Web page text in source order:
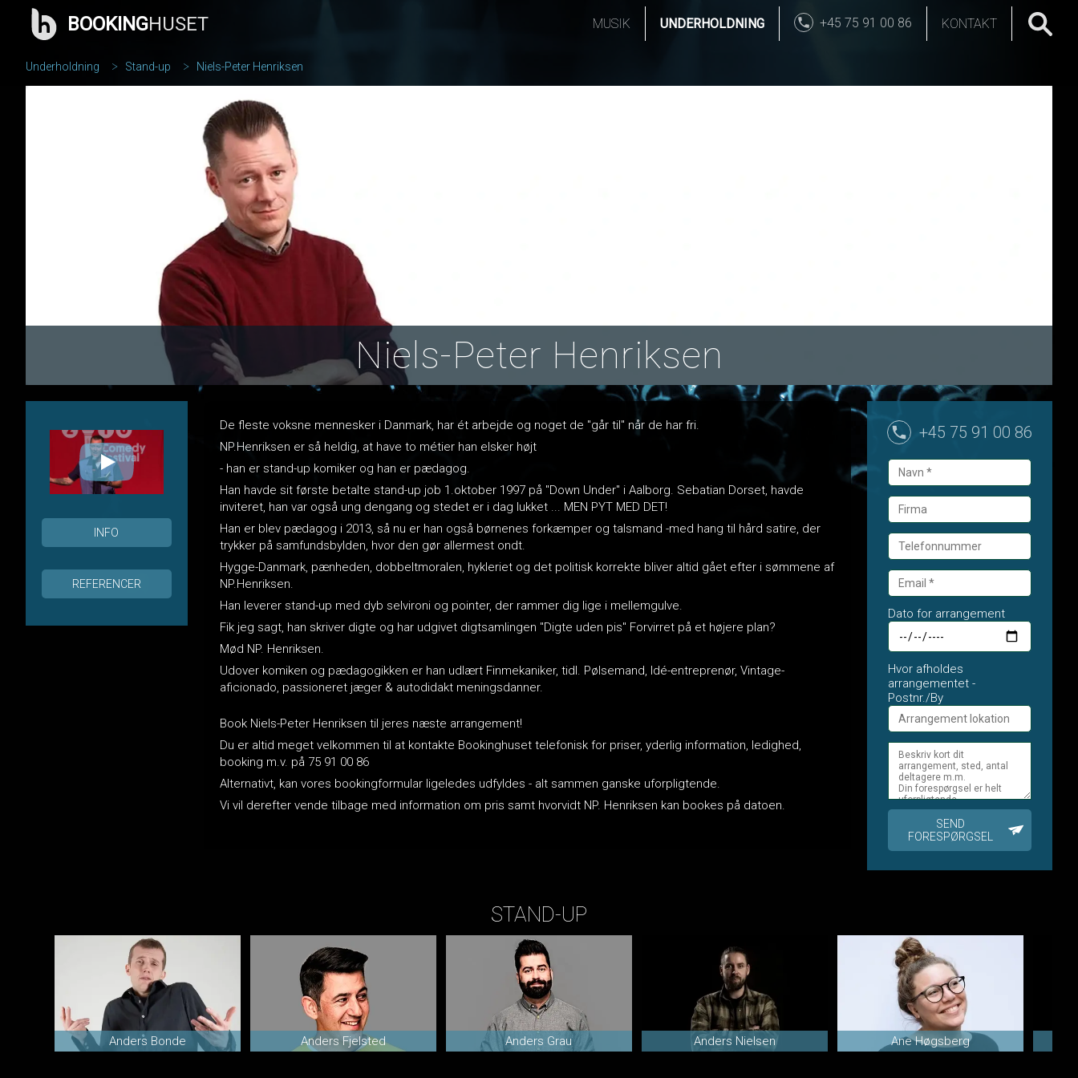
BOOKINGHUSET MUSIK UNDERHOLDNING +45 75 91 00 86 KONTAKT
Underholdning Stand-up Niels-Peter Henriksen
Niels-Peter Henriksen
De fleste voksne mennesker i Danmark, har ét arbejde og noget de "går til" når de har fri.
NP.Henriksen er så heldig, at have to métier han elsker højt
- han er stand-up komiker og han er pædagog.
Han havde sit første betalte stand-up job 1.oktober 1997 på "Down Under" i Aalborg. Sebatian Dorset, havde
inviteret, han var også ung dengang og stedet er i dag lukket ... MEN PYT MED DET!
Han er blev pædagog i 2013, så nu er han også børnenes forkæmper og talsmand -med hang til hård satire, der
trykker på samfundsbylden, hvor den gør allermest ondt.
Hygge-Danmark, pænheden, dobbeltmoralen, hykleriet og det politisk korrekte bliver altid gået efter i sømmene af
NP.Henriksen.
Han leverer stand-up med dyb selvironi og pointer, der rammer dig lige i mellemgulve.
Fik jeg sagt, han skriver digte og har udgivet digtsamlingen "Digte uden pis" Forvirret på et højere plan?
Mød NP. Henriksen.
Udover komiken og pædagogikken er han udlært Finmekaniker, tidl. Pølsemand, Idé-entreprenør, Vintage-
aficionado, passioneret jæger & autodidakt meningsdanner.
Book Niels-Peter Henriksen til jeres næste arrangement!
Du er altid meget velkommen til at kontakte Bookinghuset telefonisk for priser, yderlig information, ledighed,
booking m.v. på 75 91 00 86
Alternativt, kan vores bookingformular ligeledes udfyldes - alt sammen ganske uforpligtende.
Vi vil derefter vende tilbage med information om pris samt hvorvidt NP. Henriksen kan bookes på datoen.
INFO
REFERENCER
+45 75 91 00 86
Dato for arrangement
Hvor afholdes
arrangementet -
Postnr./By
SEND
FORESPØRGSEL
STAND-UP
Anders Bonde Anders Fjelsted Anders Grau Anders Nielsen Ane Høgsberg